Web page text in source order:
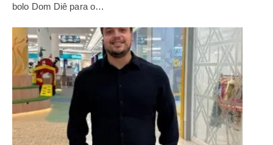
bolo Dom Diê para o…